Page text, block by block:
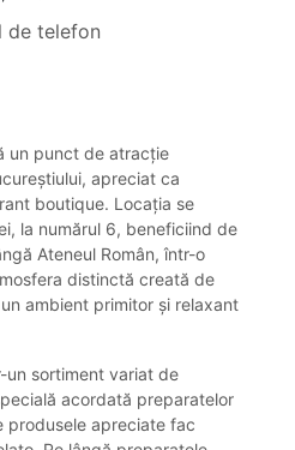
de telefon
un punct de atracție
apreciat ca
boutique. Locația se
la numărul 6, beneficiind de
Ateneul Român, într-o
distinctă creată de
ambient primitor și relaxant
sortiment variat de
acordată preparatelor
produsele apreciate fac